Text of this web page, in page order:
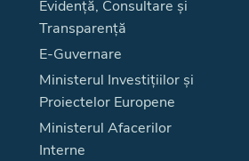
Evidență, Consultare și
Transparență
E-Guvernare
Ministerul Investițiilor și
Proiectelor Europene
Ministerul Afacerilor
Interne